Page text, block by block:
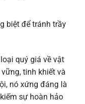
biệt để tránh trầy
quý giá về vật
tinh khiết và
nó xứng đáng là
sự hoàn hảo